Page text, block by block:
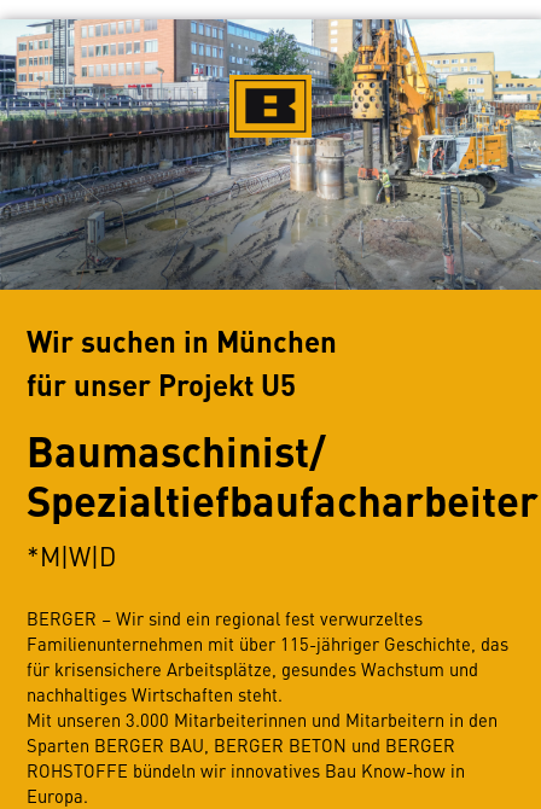
Wir suchen in München
für unser Projekt U5
Baumaschinist/
*M|W|D
BERGER – Wir sind ein regional fest verwurzeltes
Familienunternehmen mit über 115-jähriger Geschichte, das
für krisensichere Arbeitsplätze, gesundes Wachstum und
nachhaltiges Wirtschaften steht.
Mit unseren 3.000 Mitarbeiterinnen und Mitarbeitern in den
Sparten BERGER BAU, BERGER BETON und BERGER
ROHSTOFFE bündeln wir innovatives Bau Know-how in
Europa.